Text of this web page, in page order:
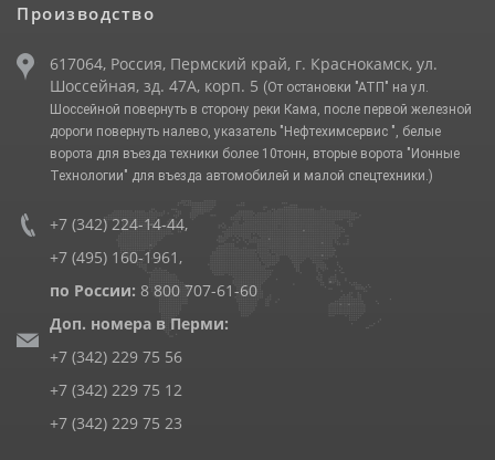
Производство
617064, Россия, Пермский край, г. Краснокамск, ул.
Шоссейная, зд. 47А, корп. 5 (От остановки "АТП" на ул.
Шоссейной повернуть в сторону реки Кама, после первой железной
дороги повернуть налево, указатель "Нефтехимсервис ", белые
ворота для въезда техники более 10тонн, вторые ворота "Ионные
Технологии" для въезда автомобилей и малой спецтехники.)
+7 (342) 224-14-44,
+7 (495) 160-1961 ,
по России: 8 800 707-61-60
Доп. номера в Перми:
+7 (342) 229 75 56
+7 (342) 229 75 12
+7 (342) 229 75 23